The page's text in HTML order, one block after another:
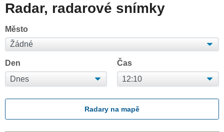
Radar, radarové snímky
Město
Den Čas
Radary na mapě